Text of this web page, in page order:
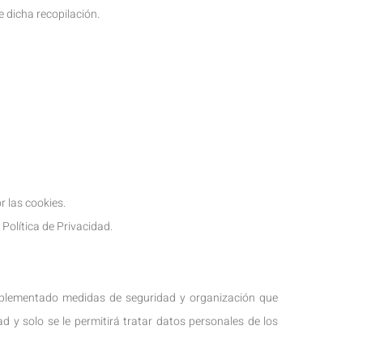
dicha recopilación.
las cookies.
de Privacidad.
medidas de seguridad y organización que
y solo se le permitirá tratar datos personales de los